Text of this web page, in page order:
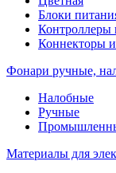
Блоки
Контроллеры
Коннекторы
Фонари ручные,
Налобные
Ручные
Материалы для